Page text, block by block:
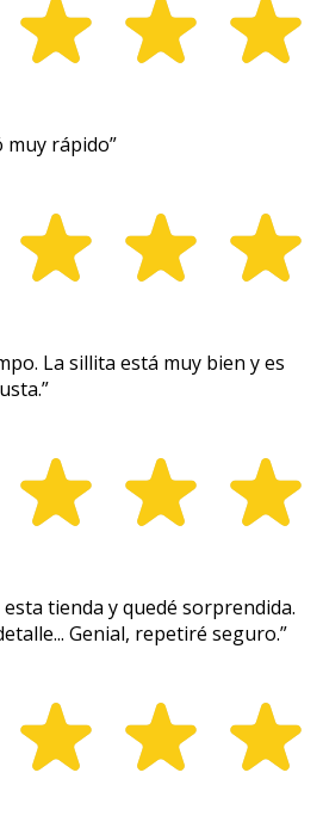
muy rápido”
La sillita está muy bien y es
”
tienda y quedé sorprendida.
Genial, repetiré seguro.”